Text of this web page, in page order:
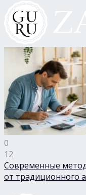
0
12
Современные
от традиционного